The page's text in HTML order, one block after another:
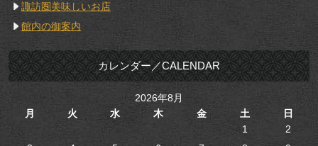
諏訪圏美味しいお店
館内の御案内
カレンダー／CALENDAR
2026年8月
月
火 水 木 金 土
日
1
2